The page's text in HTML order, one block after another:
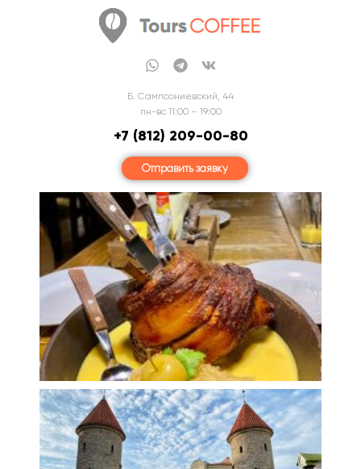
Б. Сампсониевский, 44
пн-вс 11:00 – 19:00
+7 (812) 209-00-80
Отправить заявку